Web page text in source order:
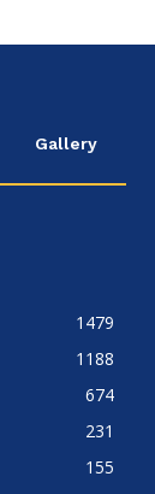
Gallery
1479
1188
674
231
155